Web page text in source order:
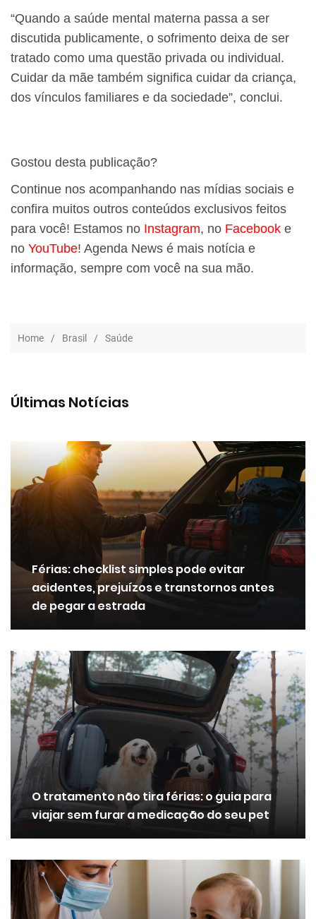
“Quando a saúde mental materna passa a ser
discutida publicamente, o sofrimento deixa de ser
tratado como uma questão privada ou individual.
Cuidar da mãe também significa cuidar da criança,
dos vínculos familiares e da sociedade”, conclui.
Gostou desta publicação?
Continue nos acompanhando nas mídias sociais e
confira muitos outros conteúdos exclusivos feitos
para você! Estamos no Instagram, no Facebook e
no YouTube! Agenda News é mais notícia e
informação, sempre com você na sua mão.
Home Brasil Saúde
Últimas Notícias
Férias: checklist simples pode evitar
acidentes, prejuízos e transtornos antes
de pegar a estrada
O tratamento não tira férias: o guia para
viajar sem furar a medicação do seu pet